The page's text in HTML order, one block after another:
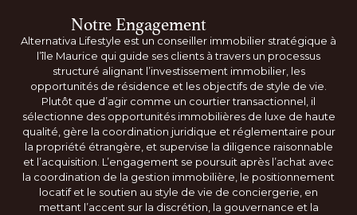
Notre Engagement
Alternativa Lifestyle est un conseiller immobilier stratégique à
l’île Maurice qui guide ses clients à travers un processus
structuré alignant l’investissement immobilier, les
opportunités de résidence et les objectifs de style de vie.
Plutôt que d’agir comme un courtier transactionnel, il
sélectionne des opportunités immobilières de luxe de haute
qualité, gère la coordination juridique et réglementaire pour
la propriété étrangère, et supervise la diligence raisonnable
et l’acquisition. L’engagement se poursuit après l’achat avec
la coordination de la gestion immobilière, le positionnement
locatif et le soutien au style de vie de conciergerie, en
mettant l’accent sur la discrétion, la gouvernance et la